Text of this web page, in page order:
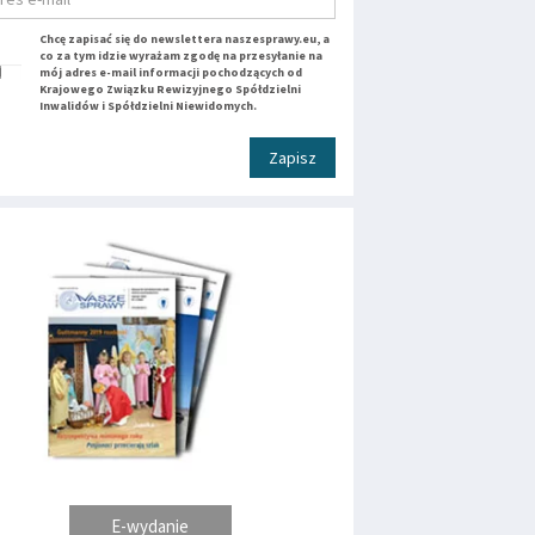
Chcę zapisać się do newslettera naszesprawy.eu, a
co za tym idzie wyrażam zgodę na przesyłanie na
mój adres e-mail informacji pochodzących od
Krajowego Związku Rewizyjnego Spółdzielni
Inwalidów i Spółdzielni Niewidomych.
Zapisz
E-wydanie